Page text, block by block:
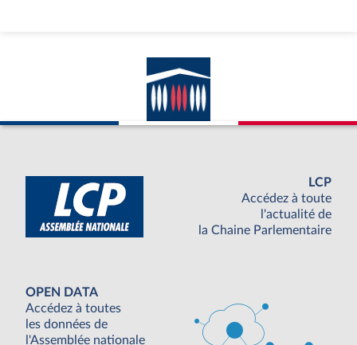
LCP
Accédez à toute
l'actualité de
la Chaine Parlementaire
OPEN DATA
Accédez à toutes
les données de
l'Assemblée nationale